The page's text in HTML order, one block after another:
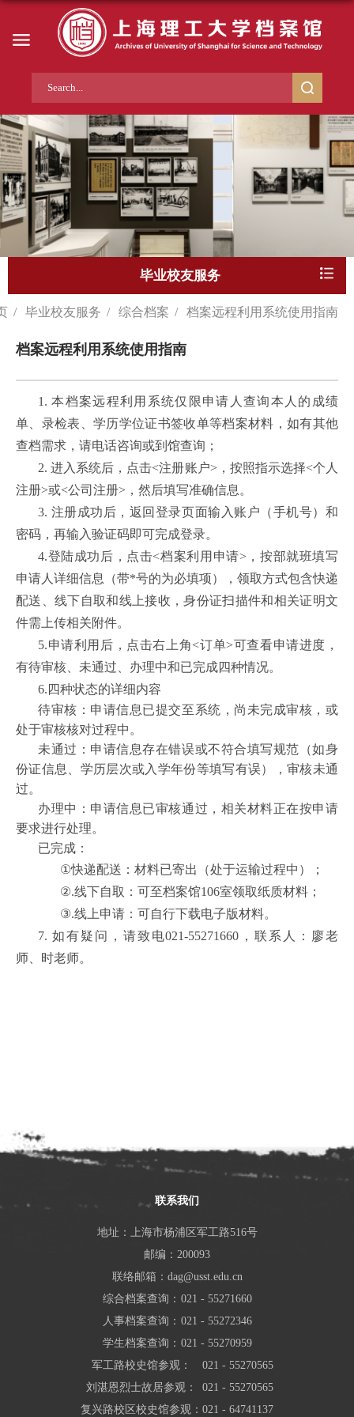
毕业校友服务
/ 毕业校友服务 / 综合档案 / 档案远程利用系统使用指南
档案远程利用系统使用指南
1.本档案远程利用系统仅限申请人查询本人的成绩
单、录检表、学历学位证书签收单等档案材料，如有其他
查档需求，请电话咨询或到馆查询；
2.进入系统后，点击<注册账户>，按照指示选择<个人
注册>或<公司注册> ，然后填写准确信息。
3. 注册成功后，返回登录页面输入账户（手机号）和
密码，再输入验证码即可完成登录。
4.登陆成功后，点击<档案利用申请>，按部就班填写
申请人详细信息（带*号的为必填项），领取方式包含快递
配送、线下自取和线上接收，身份证扫描件和相关证明文
件需上传相关附件。
5.申请利用后，点击右上角<订单>可查看申请进度，
有待审核、未通过、办理中和已完成四种情况。
6. 四种状态的详细内容
待审核：申请信息已提交至系统，尚未完成审核，或
处于审核核对过程中。
未通过：申请信息存在错误或不符合填写规范（如身
份证信息、学历层次或入学年份等填写有误），审核未通
过。
办理中：申请信息已审核通过，相关材料正在按申请
要求进行处理。
已完成：
①快递配送：材料已寄出（处于运输过程中）；
②.线下自取：可至档案馆106室领取纸质材料；
③.线上申请：可自行下载电子版材料。
7. 如有疑问，请致电021-55271660 ，联系人：廖老
师、时老师。
联系我们
地址：上海市杨浦区军工路516号
邮编：200093
联络邮箱：dag@usst.edu.cn
综合档案查询： 021 - 55271660
人事档案查询： 021 - 55272346
学生档案查询： 021 - 55270959
军工路校史馆参观：
021 - 55270565
刘湛恩烈士故居参观：
021 - 55270565
复兴路校区校史馆参观： 021 - 64741137